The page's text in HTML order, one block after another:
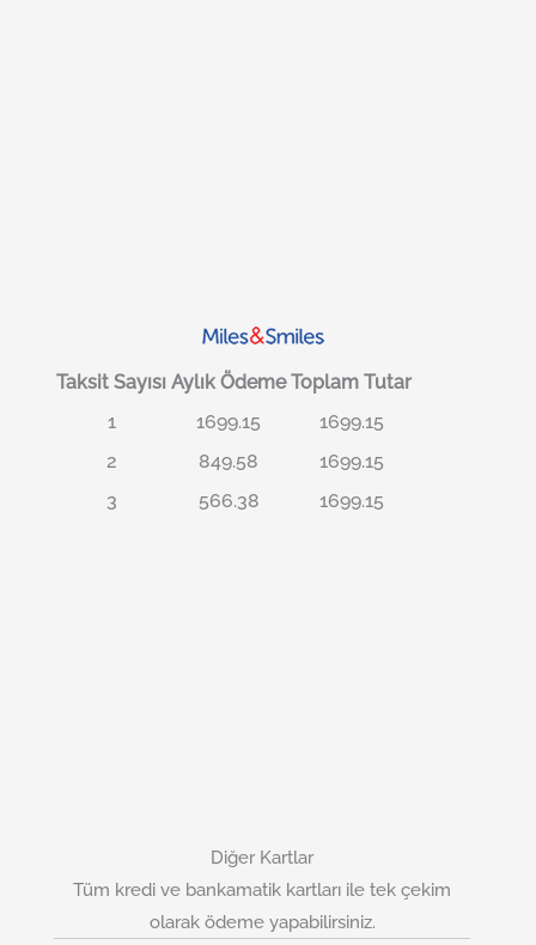
Taksit Sayısı Aylık Ödeme Toplam Tutar
1
1699.15
1699.15
2
849.58
1699.15
3
566.38 1699.15
Diğer Kartlar
Tüm kredi ve bankamatik kartları ile tek çekim
olarak ödeme yapabilirsiniz.